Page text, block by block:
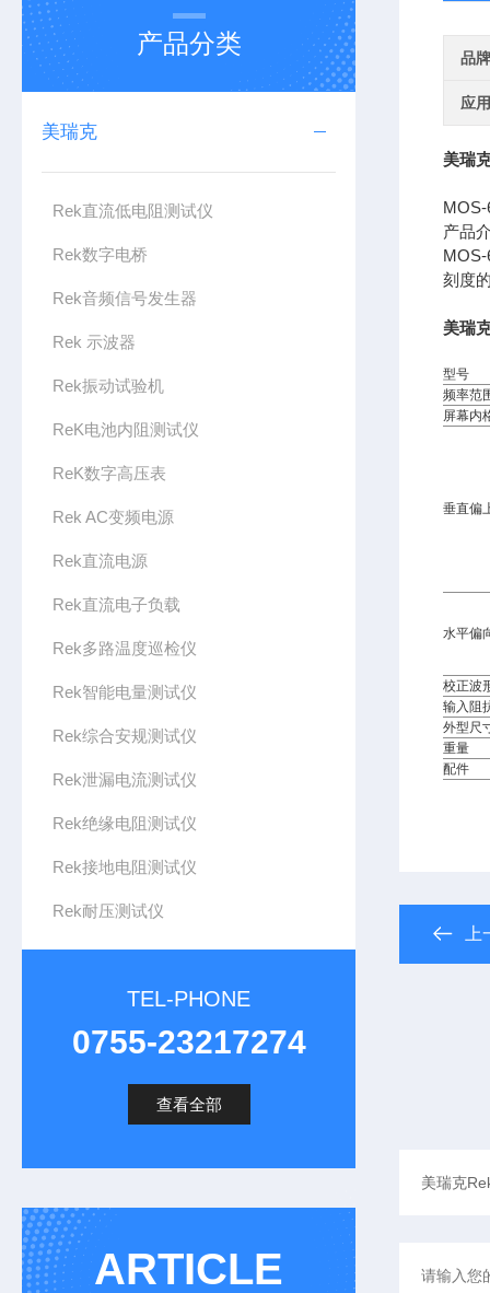
产品分类
美瑞克
Rek直流低电阻测试仪
Rek数字电桥
Rek音频信号发生器
Rek 示波器
Rek振动试验机
ReK电池内阻测试仪
ReK数字高压表
Rek AC变频电源
Rek直流电源
Rek直流电子负载
Rek多路温度巡检仪
Rek智能电量测试仪
Rek综合安规测试仪
Rek泄漏电流测试仪
Rek绝缘电阻测试仪
Rek接地电阻测试仪
Rek耐压测试仪
TEL-PHONE
0755-23217274
查看全部
ARTICLE
品牌
应
美瑞
产品
刻度
美瑞
型号
频率范
屏幕内
垂直偏
水平偏
校正波
输入阻
外型尺
重量
配件